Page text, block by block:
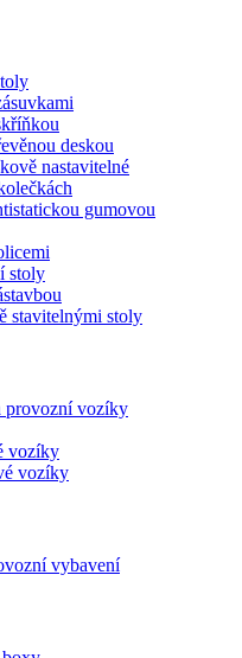
deskou
nastavitelné
gumovou
stoly
stavitelnými stoly
provozní vozíky
vozíky
vozíky
vybavení